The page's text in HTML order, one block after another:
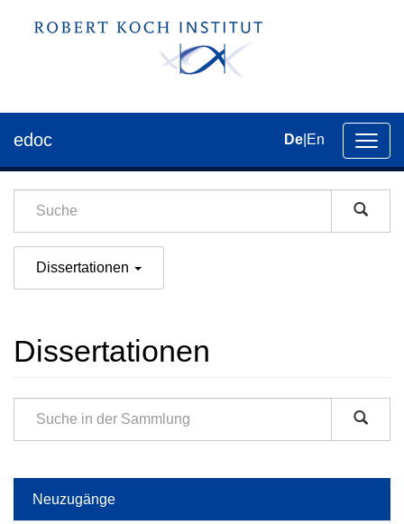
der
edoc De En
Dissertationen
Dissertationen
Neuzugänge